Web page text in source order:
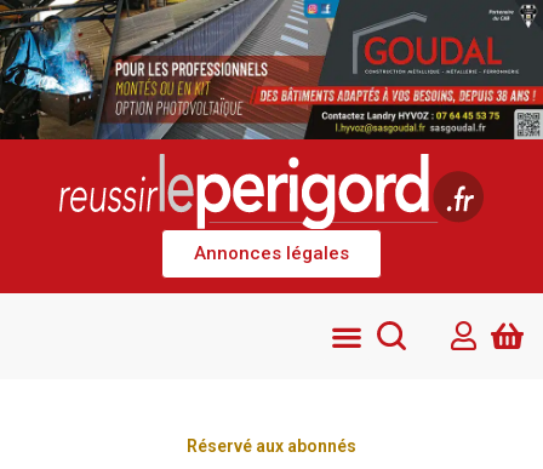
Annonces légales
Réservé aux abonnés